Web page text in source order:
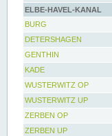
ELBE-HAVEL-KANAL
BURG
DETERSHAGEN
GENTHIN
KADE
WUSTERWITZ OP
WUSTERWITZ UP
ZERBEN OP
ZERBEN UP